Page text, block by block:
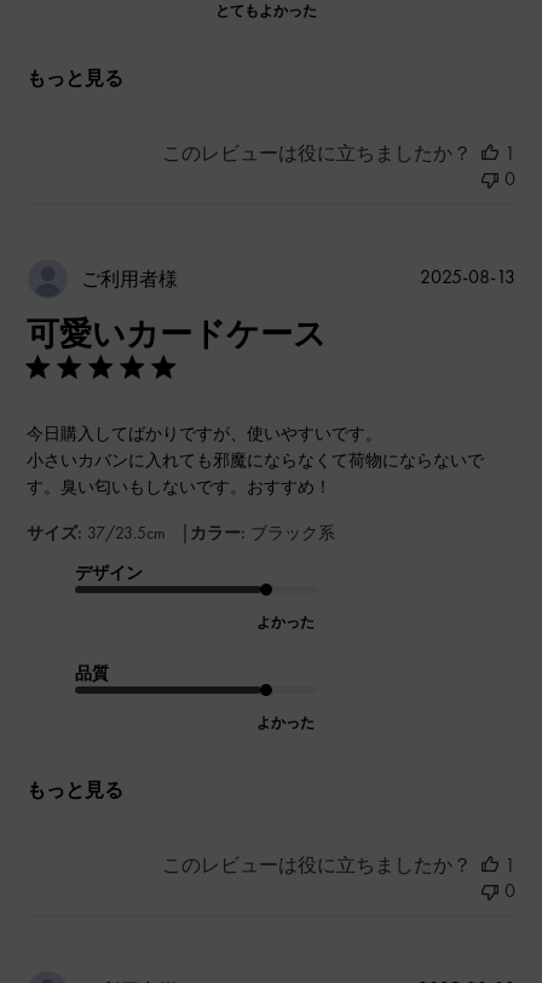
とてもよかった
もっと見る
このレビューは役に立ちましたか？
1
0
ご利用者様
可愛いカードケース
今日購入してばかりですが、使いやすいです。
小さいカバンに入れても邪魔にならなくて荷物にならないで
す。臭い匂いもしないです。おすすめ！
サイズ: 37/23.5cm | カラー: ブラック系
デザイン
よかった
品質
よかった
もっと見る
公
2025-08-13
このレビューは役に立ちましたか？
1
0